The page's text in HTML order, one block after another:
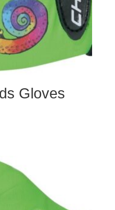
Gloves